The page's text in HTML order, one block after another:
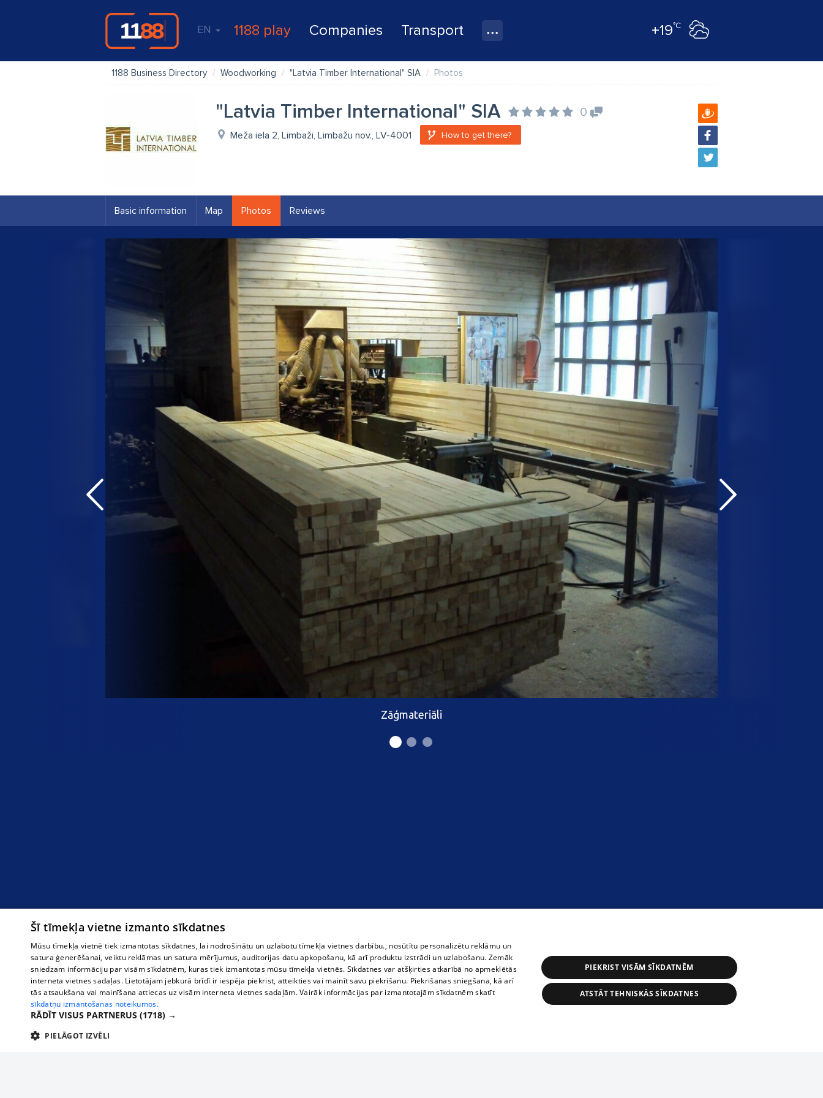
EN 1188 play Companies Transport +19°C
1188 Business Directory Woodworking "Latvia Timber International" SIA Photos
"Latvia Timber International" SIA 0
Meža iela 2, Limbaži, Limbažu nov., LV-4001 How to get there?
Basic information Map Photos Reviews
Zāģmateriāli
Šī tīmekļa vietne izmanto sīkdatnes
Mūsu tīmekļa vietnē tiek izmantotas sīkdatnes, lai nodrošinātu un uzlabotu tīmekļa vietnes darbību., nosūtītu personalizētu reklāmu un
satura ģenerēšanai, veiktu reklāmas un satura mērījumus, auditorijas datu apkopošanu, kā arī produktu izstrādi un uzlabošanu. Zemāk
sniedzam informāciju par visām sīkdatnēm, kuras tiek izmantotas mūsu tīmekļa vietnēs. Sīkdatnes var atšķirties atkarībā no apmeklētās
interneta vietnes sadaļas. Lietotājam jebkurā brīdī ir iespēja piekrist, atteikties vai mainīt savu piekrišanu. Piekrišanas sniegšana, kā arī
tās atsaukšana vai mainīšana attiecas uz visām interneta vietnes sadaļām. Vairāk informācijas par izmantotajām sīkdatnēm skatīt
sīkdatņu izmantošanas noteikumos.
RĀDĪT VISUS PARTNERUS (1718) →
PIELĀGOT IZVĒLI
PIEKRIST VISĀM SĪKDATNĒM
ATSTĀT TEHNISKĀS SĪKDATNES